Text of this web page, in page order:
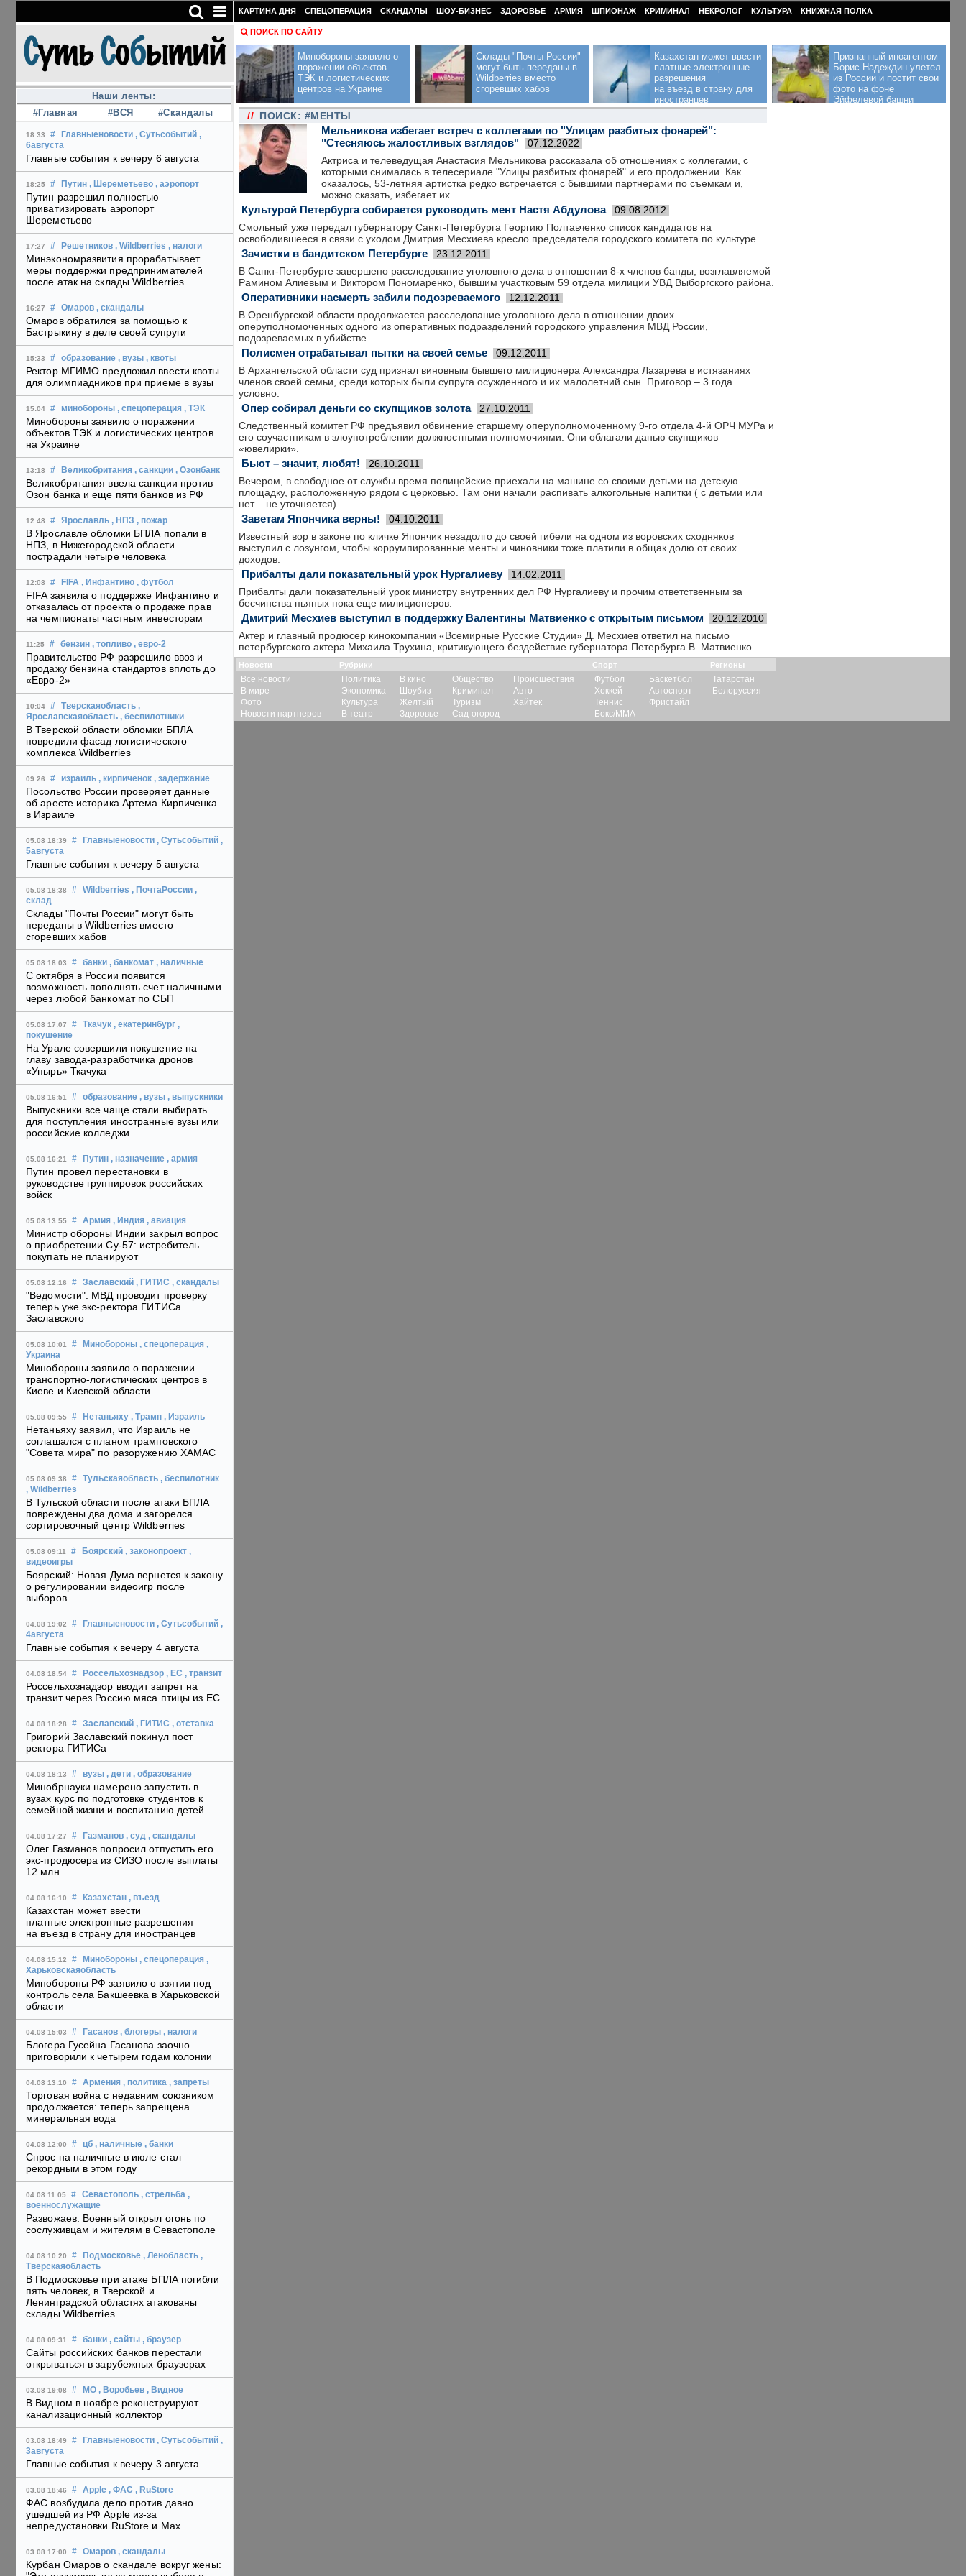
Наши ленты:
#Главная
#ВСЯ #Скандалы
18:33 # Главныеновости , Сутьсобытий ,
6августа
Главные события к вечеру 6 августа
18:25 # Путин , Шереметьево , аэропорт
Путин разрешил полностью
приватизировать аэропорт
Шереметьево
17:27 # Решетников , Wildberries , налоги
Минэкономразвития прорабатывает
меры поддержки предпринимателей
после атак на склады Wildberries
16:27 # Омаров , скандалы
Омаров обратился за помощью к
Бастрыкину в деле своей супруги
15:33 # образование , вузы , квоты
Ректор МГИМО предложил ввести квоты
для олимпиадников при приеме в вузы
15:04 # минобороны , спецоперация , ТЭК
Минобороны заявило о поражении
объектов ТЭК и логистических центров
на Украине
13:18 # Великобритания , санкции , Озонбанк
Великобритания ввела санкции против
Озон банка и еще пяти банков из РФ
12:48 # Ярославль , НПЗ , пожар
В Ярославле обломки БПЛА попали в
НПЗ, в Нижегородской области
пострадали четыре человека
12:08 # FIFA , Инфантино , футбол
FIFA заявила о поддержке Инфантино и
отказалась от проекта о продаже прав
на чемпионаты частным инвесторам
11:25 # бензин , топливо , евро-2
Правительство РФ разрешило ввоз и
продажу бензина стандартов вплоть до
«Евро-2»
10:04 # Тверскаяобласть ,
Ярославскаяобласть , беспилотники
В Тверской области обломки БПЛА
повредили фасад логистического
комплекса Wildberries
09:26 # израиль , кирпиченок , задержание
Посольство России проверяет данные
об аресте историка Артема Кирпиченка
в Израиле
05.08 18:39 # Главныеновости , Сутьсобытий ,
5августа
Главные события к вечеру 5 августа
05.08 18:38 # Wildberries , ПочтаРоссии ,
склад
Склады "Почты России" могут быть
переданы в Wildberries вместо
сгоревших хабов
05.08 18:03 # банки , банкомат , наличные
С октября в России появится
возможность пополнять счет наличными
через любой банкомат по СБП
05.08 17:07 # Ткачук , екатеринбург ,
покушение
На Урале совершили покушение на
главу завода-разработчика дронов
«Упырь» Ткачука
05.08 16:51 # образование , вузы , выпускники
Выпускники все чаще стали выбирать
для поступления иностранные вузы или
российские колледжи
05.08 16:21 # Путин , назначение , армия
Путин провел перестановки в
руководстве группировок российских
войск
05.08 13:55 # Армия , Индия , авиация
Министр обороны Индии закрыл вопрос
о приобретении Су-57: истребитель
покупать не планируют
05.08 12:16 # Заславский , ГИТИС , скандалы
"Ведомости": МВД проводит проверку
теперь уже экс-ректора ГИТИСа
Заславского
05.08 10:01 # Минобороны , спецоперация ,
Украина
Минобороны заявило о поражении
транспортно-логистических центров в
Киеве и Киевской области
05.08 09:55 # Нетаньяху , Трамп , Израиль
Нетаньяху заявил, что Израиль не
соглашался с планом трамповского
"Совета мира" по разоружению ХАМАС
05.08 09:38 # Тульскаяобласть , беспилотник
, Wildberries
В Тульской области после атаки БПЛА
повреждены два дома и загорелся
сортировочный центр Wildberries
05.08 09:11 # Боярский , законопроект ,
видеоигры
Боярский: Новая Дума вернется к закону
о регулировании видеоигр после
выборов
04.08 19:02 # Главныеновости , Сутьсобытий ,
4августа
Главные события к вечеру 4 августа
04.08 18:54 # Россельхознадзор , ЕС , транзит
Россельхознадзор вводит запрет на
транзит через Россию мяса птицы из ЕС
04.08 18:28 # Заславский , ГИТИС , отставка
Григорий Заславский покинул пост
ректора ГИТИСа
04.08 18:13 # вузы , дети , образование
Минобрнауки намерено запустить в
вузах курс по подготовке студентов к
семейной жизни и воспитанию детей
04.08 17:27 # Газманов , суд , скандалы
Олег Газманов попросил отпустить его
экс-продюсера из СИЗО после выплаты
12 млн
04.08 16:10 # Казахстан , въезд
Казахстан может ввести
платные электронные разрешения
на въезд в страну для иностранцев
04.08 15:12 # Минобороны , спецоперация ,
Харьковскаяобласть
Минобороны РФ заявило о взятии под
контроль села Бакшеевка в Харьковской
области
04.08 15:03 # Гасанов , блогеры , налоги
Блогера Гусейна Гасанова заочно
приговорили к четырем годам колонии
04.08 13:10 # Армения , политика , запреты
Торговая война с недавним союзником
продолжается: теперь запрещена
минеральная вода
04.08 12:00 # цб , наличные , банки
Спрос на наличные в июле стал
рекордным в этом году
04.08 11:05 # Севастополь , стрельба ,
военнослужащие
Развожаев: Военный открыл огонь по
сослуживцам и жителям в Севастополе
04.08 10:20 # Подмосковье , Ленобласть ,
Тверскаяобласть
В Подмосковье при атаке БПЛА погибли
пять человек, в Тверской и
Ленинградской областях атакованы
склады Wildberries
04.08 09:31 # банки , сайты , браузер
Сайты российских банков перестали
открываться в зарубежных браузерах
03.08 19:08 # МО , Воробьев , Видное
В Видном в ноябре реконструируют
канализационный коллектор
03.08 18:49 # Главныеновости , Сутьсобытий ,
3августа
Главные события к вечеру 3 августа
03.08 18:46 # Apple , ФАС , RuStore
ФАС возбудила дело против давно
ушедшей из РФ Apple из-за
непредустановки RuStore и Max
03.08 17:00 # Омаров , скандалы
Курбан Омаров о скандале вокруг жены:
КАРТИНА ДНЯ СПЕЦОПЕРАЦИЯ СКАНДАЛЫ ШОУ-БИЗНЕС ЗДОРОВЬЕ АРМИЯ ШПИОНАЖ КРИМИНАЛ НЕКРОЛОГ КУЛЬТУРА КНИЖНАЯ ПОЛКА
ПОИСК ПО САЙТУ
Минобороны заявило о
поражении объектов
ТЭК и логистических
центров на Украине
Склады "Почты России"
могут быть переданы в
Wildberries вместо
сгоревших хабов
Казахстан может ввести
платные электронные
разрешения
на въезд в страну для
иностранцев
Признанный иноагентом
Борис Надеждин улетел
из России и постит свои
фото на фоне
Эйфелевой башни
// ПОИСК: #МЕНТЫ
Мельникова избегает встреч с коллегами по "Улицам разбитых фонарей":
"Стесняюсь жалостливых взглядов"
07.12.2022
Актриса и телеведущая Анастасия Мельникова рассказала об отношениях с коллегами, с
которыми снималась в телесериале "Улицы разбитых фонарей" и его продолжении. Как
оказалось, 53-летняя артистка редко встречается с бывшими партнерами по съемкам и,
можно сказать, избегает их.
Культурой Петербурга собирается руководить мент Настя Абдулова 09.08.2012
Смольный уже передал губернатору Санкт-Петербурга Георгию Полтавченко список кандидатов на
освободившееся в связи с уходом Дмитрия Месхиева кресло председателя городского комитета по культуре.
Зачистки в бандитском Петербурге 23.12.2011
В Санкт-Петербурге завершено расследование уголовного дела в отношении 8-х членов банды, возглавляемой
Рамином Алиевым и Виктором Пономаренко, бывшим участковым 59 отдела милиции УВД Выборгского района.
Оперативники насмерть забили подозреваемого 12.12.2011
В Оренбургской области продолжается расследование уголовного дела в отношении двоих
оперуполномоченных одного из оперативных подразделений городского управления МВД России,
подозреваемых в убийстве.
Полисмен отрабатывал пытки на своей семье 09.12.2011
В Архангельской области суд признал виновным бывшего милиционера Александра Лазарева в истязаниях
членов своей семьи, среди которых были супруга осужденного и их малолетний сын. Приговор – 3 года
условно.
Опер собирал деньги со скупщиков золота 27.10.2011
Следственный комитет РФ предъявил обвинение старшему оперуполномоченному 9-го отдела 4-й ОРЧ МУРа и
его соучастникам в злоупотреблении должностными полномочиями. Они облагали данью скупщиков
«ювелирки».
Бьют – значит, любят! 26.10.2011
Вечером, в свободное от службы время полицейские приехали на машине со своими детьми на детскую
площадку, расположенную рядом с церковью. Там они начали распивать алкогольные напитки ( с детьми или
нет – не уточняется).
Заветам Япончика верны! 04.10.2011
Известный вор в законе по кличке Япончик незадолго до своей гибели на одном из воровских сходняков
выступил с лозунгом, чтобы коррумпированные менты и чиновники тоже платили в общак долю от своих
доходов.
Прибалты дали показательный урок Нургалиеву 14.02.2011
Прибалты дали показательный урок министру внутренних дел РФ Нургалиеву и прочим ответственным за
бесчинства пьяных пока еще милиционеров.
Дмитрий Месхиев выступил в поддержку Валентины Матвиенко с открытым письмом 20.12.2010
Актер и главный продюсер кинокомпании «Всемирные Русские Студии» Д. Месхиев ответил на письмо
петербургского актера Михаила Трухина, критикующего бездействие губернатора Петербурга В. Матвиенко.
Новости
Все новости
В мире
Фото
Новости партнеров
Рубрики
Политика
Экономика
Культура
В театр
В кино
Шоубиз
Желтый
Здоровье
Общество
Криминал
Туризм
Сад-огород
Происшествия
Авто
Хайтек
Спорт
Футбол
Хоккей
Теннис
Бокс/ММА
Баскетбол
Автоспорт
Фристайл
Регионы
Татарстан
Белоруссия